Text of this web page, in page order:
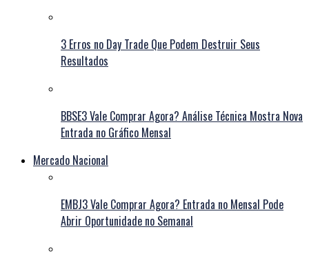
3 Erros no Day Trade Que Podem Destruir Seus
Resultados
BBSE3 Vale Comprar Agora? Análise Técnica Mostra Nova
Entrada no Gráfico Mensal
Mercado Nacional
EMBJ3 Vale Comprar Agora? Entrada no Mensal Pode
Abrir Oportunidade no Semanal